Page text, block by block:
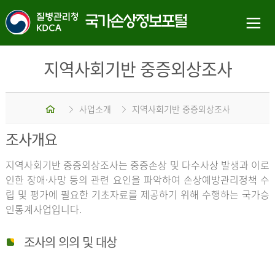
지역사회기반 중증외상조사
홈 사업소개 지역사회기반 중증외상조사
조사개요
지역사회기반 중증외상조사는 중증손상 및 다수사상 발생과 이로
인한 장애·사망 등의 관련 요인을 파악하여 손상예방관리정책 수
립 및 평가에 필요한 기초자료를 제공하기 위해 수행하는 국가승
인통계사업입니다.
조사의 의의 및 대상